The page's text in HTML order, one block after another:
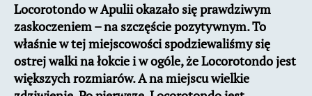
Locorotondo w Apulii okazało się prawdziwym
zaskoczeniem – na szczęście pozytywnym. To
właśnie w tej miejscowości spodziewaliśmy się
ostrej walki na łokcie i w ogóle, że Locorotondo jest
większych rozmiarów. A na miejscu wielkie